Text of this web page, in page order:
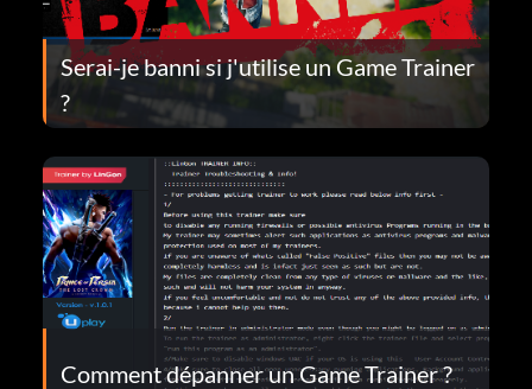
Serai-je banni si j'utilise un Game Trainer
?
Comment dépanner un Game Trainer ?